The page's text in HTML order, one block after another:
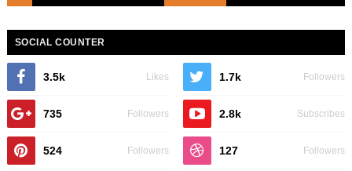
SOCIAL COUNTER
3.5k Likes 1.7k Followers
735 Followers 2.8k Subscribes
524 Followers 127 Followers